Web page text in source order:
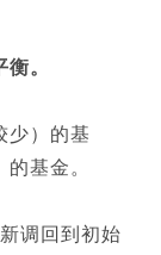
。
少）的基
基金。
调回到初始